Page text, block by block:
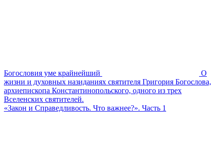
Богословия уме крайнейший
О
жизни и духовных назиданиях святителя Григория Богослова,
архиепископа Константинопольского, одного из трех
Вселенских святителей.
«Закон и Справедливость. Что важнее?». Часть 1